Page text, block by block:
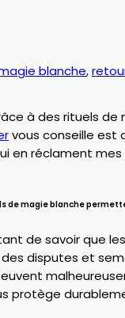
blanche,
à des rituels
vous conseille est
en réclament
de magie blanche
de savoir que
disputes et
protège